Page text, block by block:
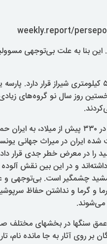
این بنا به علت بی‌توجهی
تخت جمشید یا پارسه در شمال استان فارس در فاصله ۵۷ کیلومتری
روز سال نو گروه‌های
بر اساس یافته‌های تاریخی اسکندر مقدونی سردار یونانی در ۳۳۰
از سال ۱۹۷۹ یکی از آثار ثبت شده ایران در
تخت جمشید را در معرض خطر جدی
و در این بین نقش آلوده
چشمگیر است. بی‌توجهی و
گرما و نداشتن حفاظ
می‌شوند.
سنگها در بخشهای مختلف
روی آثار به جا مانده نام،